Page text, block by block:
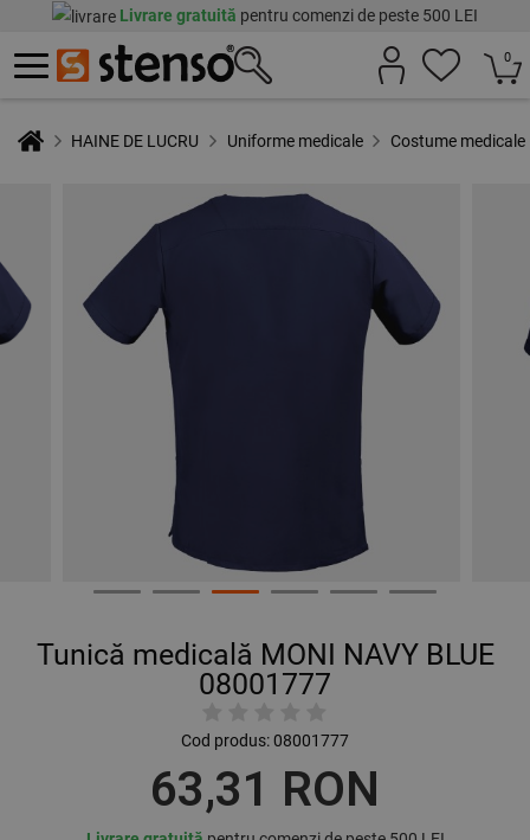
Livrare gratuită pentru comenzi de peste 500 LEI
0
HAINE DE LUCRU Uniforme medicale Costume medicale
Tunică medicală MONI NAVY BLUE
08001777
Cod produs:08001777
63,31 RON